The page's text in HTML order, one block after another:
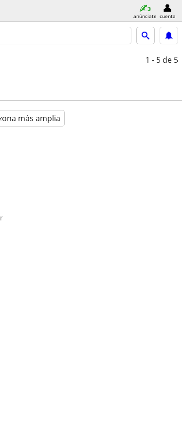
anúnciate cuenta
1 - 5 de 5
más amplia